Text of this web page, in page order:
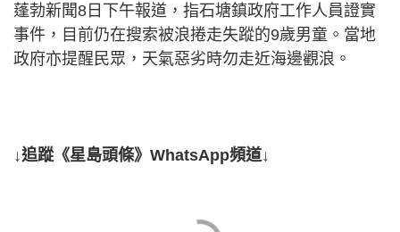
蓬勃新聞8日下午報道，指石塘鎮政府工作人員證實
事件，目前仍在搜索被浪捲走失蹤的9歲男童。當地
政府亦提醒民眾，天氣惡劣時勿走近海邊觀浪。
↓追蹤《星島頭條》WhatsApp頻道↓